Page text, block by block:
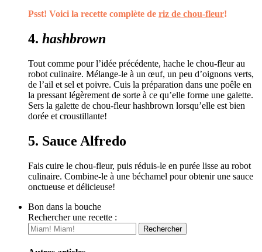
Psst! Voici la recette complète de riz de chou-fleur!
4. hashbrown
Tout comme pour l’idée précédente, hache le chou-fleur au
robot culinaire. Mélange-le à un œuf, un peu d’oignons verts,
de l’ail et sel et poivre. Cuis la préparation dans une poêle en
la pressant légèrement de sorte à ce qu’elle forme une galette.
Sers la galette de chou-fleur hashbrown lorsqu’elle est bien
dorée et croustillante!
5. Sauce Alfredo
Fais cuire le chou-fleur, puis réduis-le en purée lisse au robot
culinaire. Combine-le à une béchamel pour obtenir une sauce
onctueuse et délicieuse!
Bon dans la bouche
Rechercher une recette :